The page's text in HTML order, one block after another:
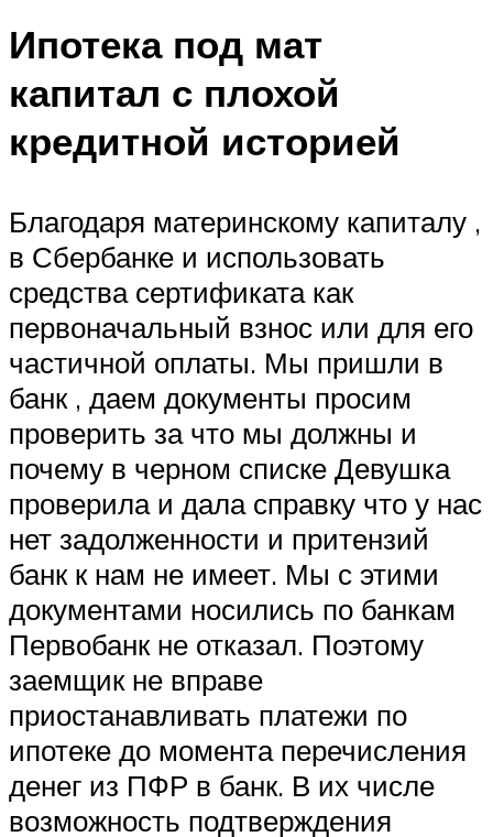
Ипотека под мат
капитал с плохой
кредитной историей
Благодаря материнскому капиталу ,
в Сбербанке и использовать
средства сертификата как
первоначальный взнос или для его
частичной оплаты. Мы пришли в
банк , даем документы просим
проверить за что мы должны и
почему в черном списке Девушка
проверила и дала справку что у нас
нет задолженности и притензий
банк к нам не имеет. Мы с этими
документами носились по банкам
Первобанк не отказал. Поэтому
заемщик не вправе
приостанавливать платежи по
ипотеке до момента перечисления
денег из ПФР в банк. В их числе
возможность подтверждения